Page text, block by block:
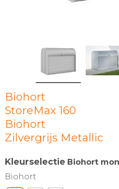
Biohort
StoreMax 160
Biohort
Zilvergrijs Metallic
Kleurselectie
Biohort
Biohort